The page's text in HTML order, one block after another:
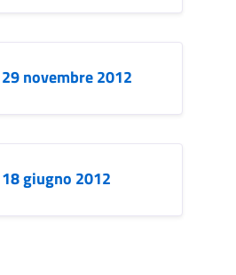
novembre 2012
giugno 2012